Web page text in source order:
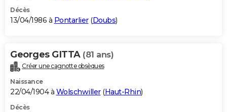
Décès
13/04/1986 à Pontarlier(Doubs)
Georges GITTA (81 ans)
Créer une cagnotte obsèques
Naissance
22/04/1904 à Wolschwiller(Haut-Rhin)
Décès